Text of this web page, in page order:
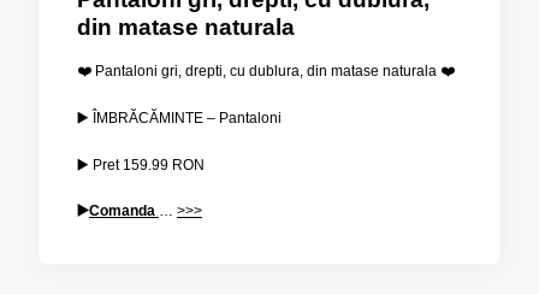
din matase naturala
❤️ Pantaloni gri, drepti, cu dublura, din matase naturala ❤️
▶️ ÎMBRĂCĂMINTE – Pantaloni
▶️ Pret 159.99 RON
▶️Comanda … >>>